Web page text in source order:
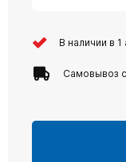
В наличии в 1
Самовывоз